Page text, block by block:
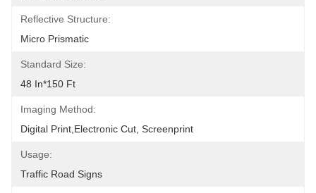
Reflective Structure:
Micro Prismatic
Standard Size:
48 In*150 Ft
Imaging Method:
Digital Print,Electronic Cut, Screenprint
Usage:
Traffic Road Signs